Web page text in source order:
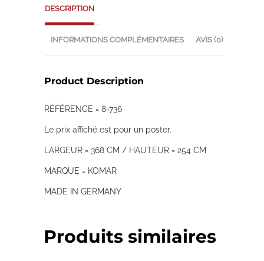
DESCRIPTION
INFORMATIONS COMPLÉMENTAIRES AVIS (0)
Product Description
RÉFÉRENCE = 8-736
Le prix affiché est pour un poster.
LARGEUR = 368 CM / HAUTEUR = 254 CM
MARQUE = KOMAR
MADE IN GERMANY
Produits similaires